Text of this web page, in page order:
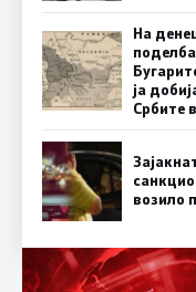
На
ја
Србите
возило